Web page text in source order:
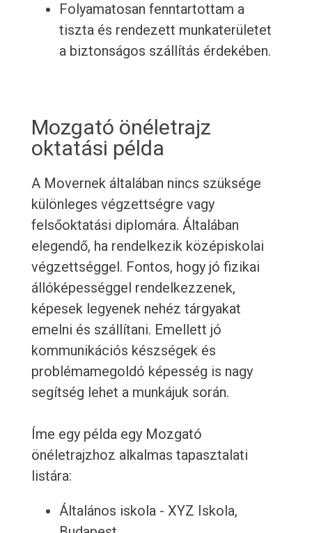
Folyamatosan fenntartottam a
tiszta és rendezett munkaterületet
a biztonságos szállítás érdekében.
Mozgató önéletrajz
oktatási példa
A Movernek általában nincs szüksége
különleges végzettségre vagy
felsőoktatási diplomára. Általában
elegendő, ha rendelkezik középiskolai
végzettséggel. Fontos, hogy jó fizikai
állóképességgel rendelkezzenek,
képesek legyenek nehéz tárgyakat
emelni és szállítani. Emellett jó
kommunikációs készségek és
problémamegoldó képesség is nagy
segítség lehet a munkájuk során.
Íme egy példa egy Mozgató
önéletrajzhoz alkalmas tapasztalati
listára:
Általános iskola - XYZ Iskola,